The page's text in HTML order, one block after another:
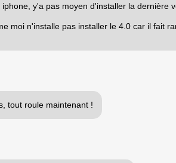
y'a pas moyen d'installer la dernière
moi n'installe pas installer le 4.0 car il fait
tout roule maintenant !